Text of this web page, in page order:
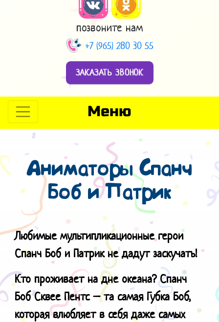
позвоните нам
+7 (965) 280 30 55
ЗАКАЗАТЬ ЗВОНОК
Меню
Аниматоры Спанч
Боб и Патрик
Любимые мультипликационные герои
Спанч Боб и Патрик не дадут заскучать!
Кто проживает на дне океана? Спанч
Боб Сквее Пентс – та самая Губка Боб,
которая влюбляет в себя даже самых